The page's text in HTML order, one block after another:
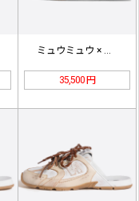
ミュウミュウ × ニューバランス 5…
35,500 円